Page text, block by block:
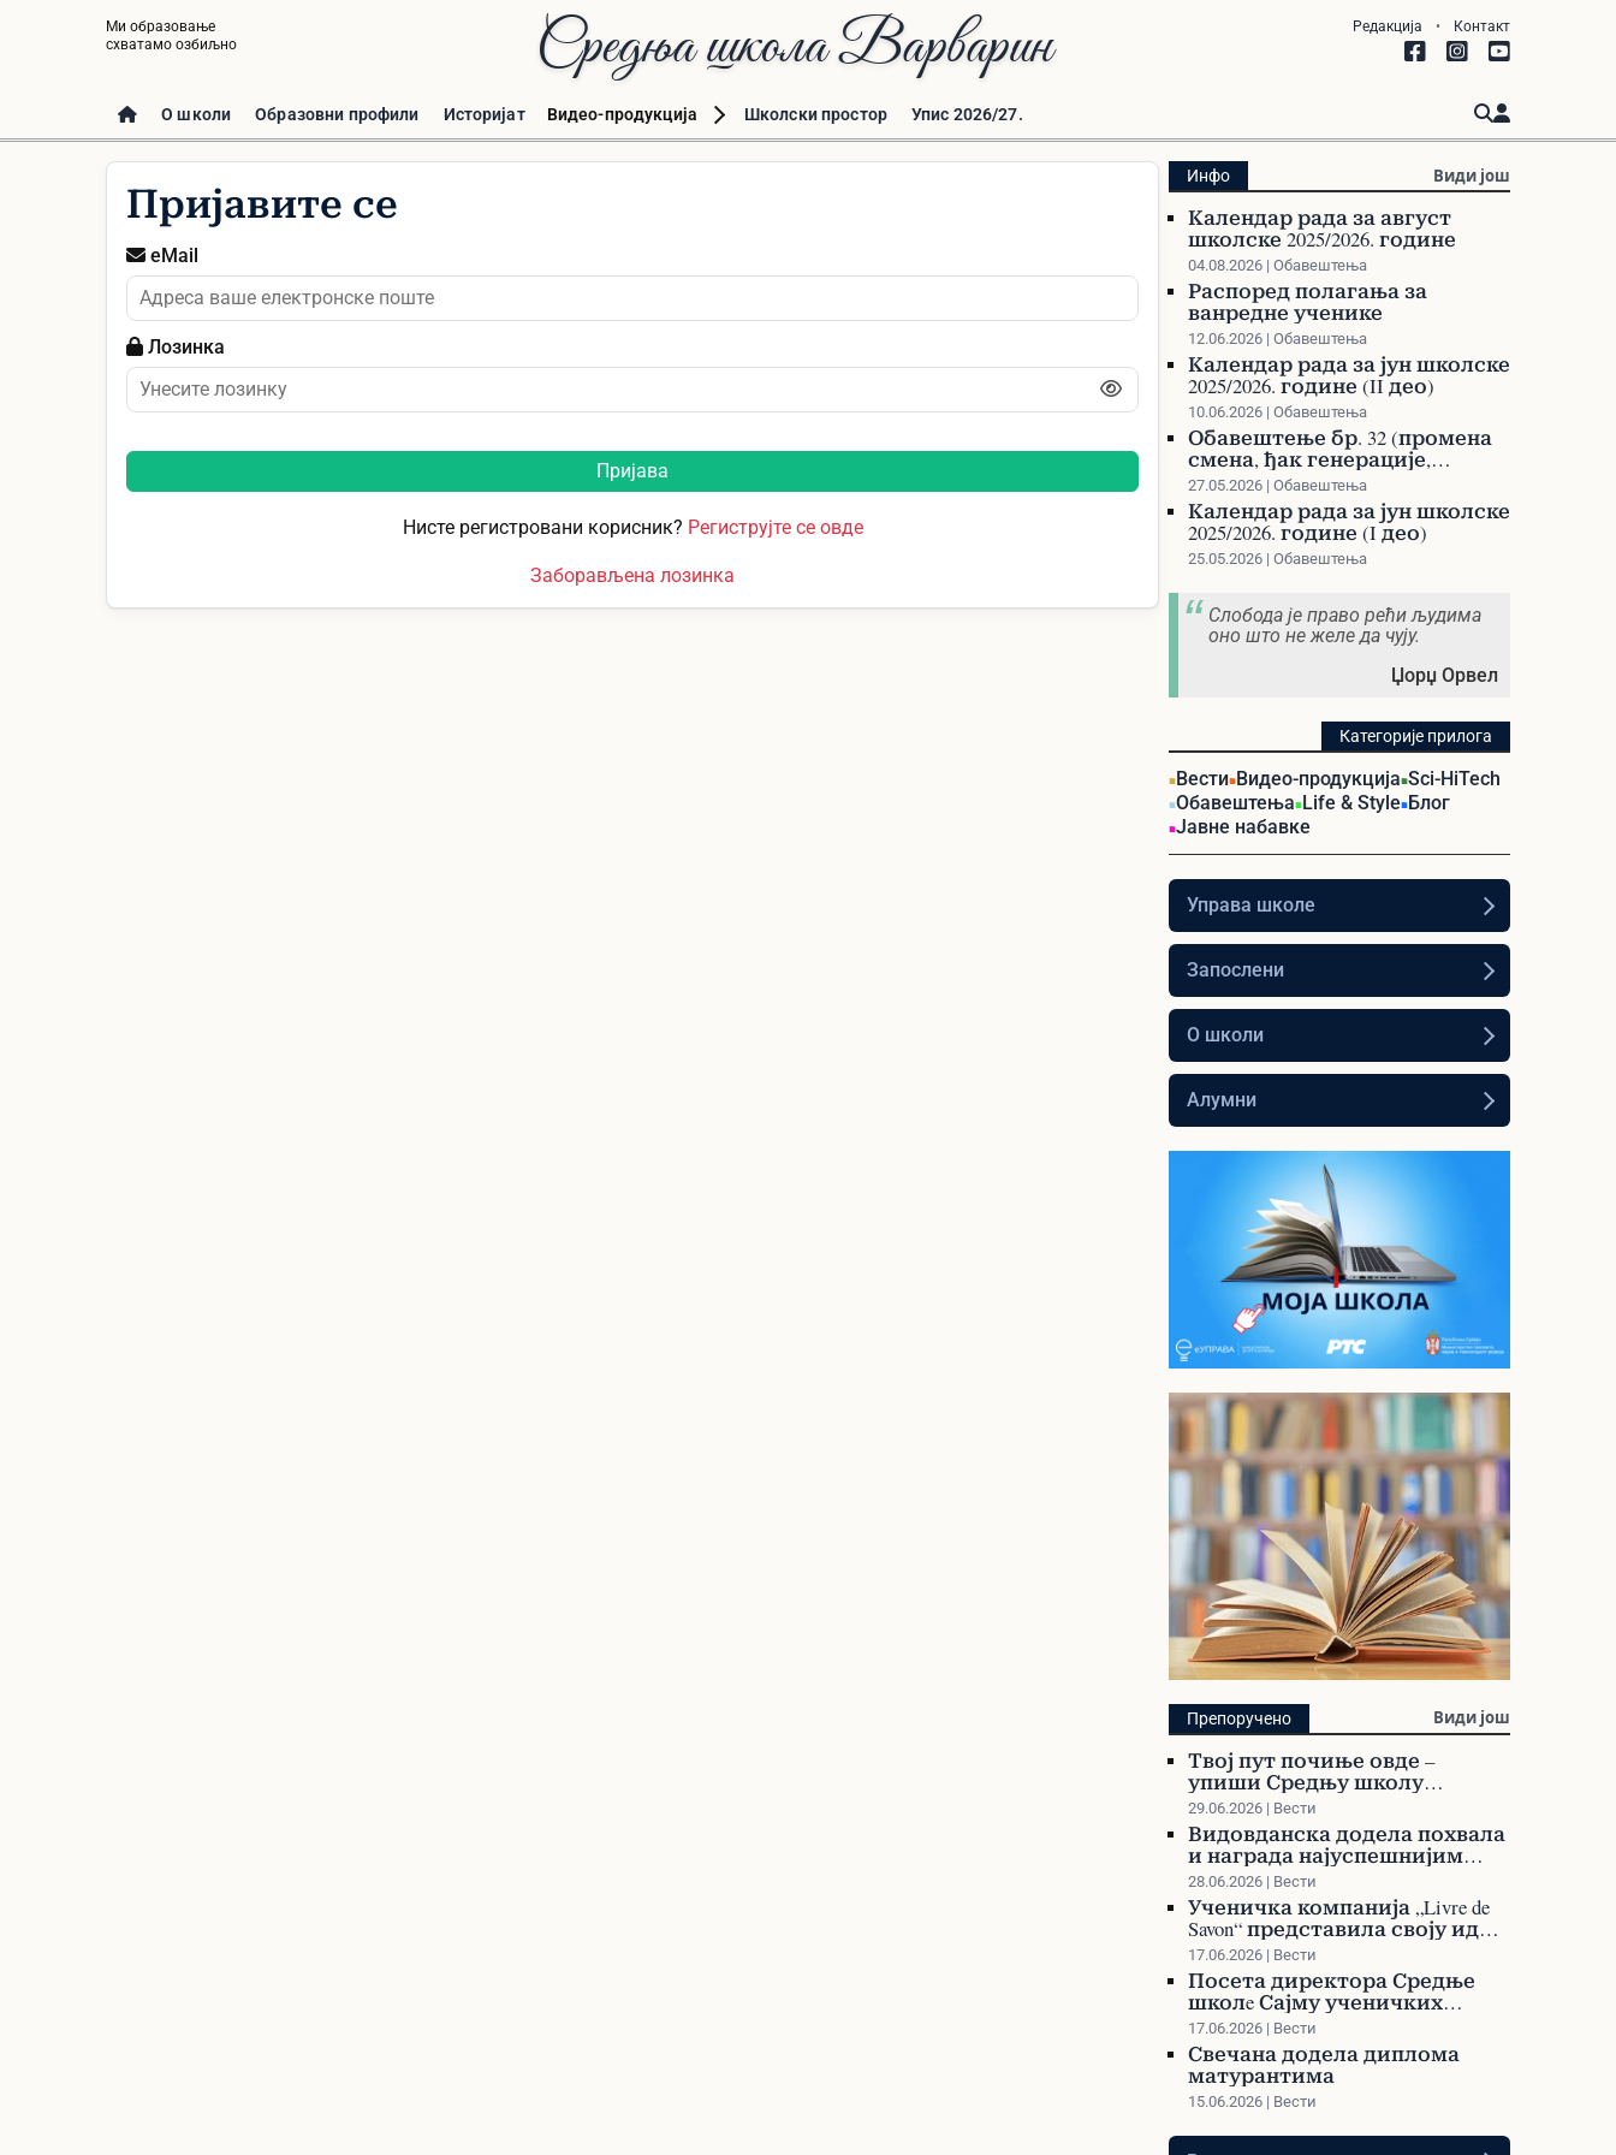
Ми образовање
схватамо озбиљно
Средња школа Варварин Редакција • Контакт
О школи Образовни профили Историјат Видео-продукција Школски простор Упис 2026/27.
Пријавите се
eMail
Лозинка
Пријава
Нисте регистровани корисник? Региструјте се овде
Заборављена лозинка
Инфо Види још
Календар рада за август
школске 2025/2026. године
04.08.2026 | Обавештења
Распоред полагања за
ванредне ученике
12.06.2026 | Обавештења
Календар рада за јун школске
2025/2026. године (II део)
10.06.2026 | Обавештења
Обавештење бр. 32 (промена
смена, ђак генерације,
такмичења)
27.05.2026 | Обавештења
Календар рада за јун школске
2025/2026. године (I део)
25.05.2026 | Обавештења
Слобода је право рећи људима
оно што не желе да чују.
Џорџ Орвел
Категорије прилога
Вести Видео-продукција Sci-HiTech
Обавештења Life & Style Блог
Јавне набавке
Управа школе
Запослени
О школи
Алумни
Моја школа - РТС
Планета
Видео лекције из
опшеобразовних и стручних
предмета за средњу школу
Библиотека
Претражите библиотеку и
наручите своју књигу
Препоручено Види још
Твој пут почиње овде –
упиши Средњу школу
Варварин!
29.06.2026 | Вести
Видовданска додела похвала
и награда најуспешнијим
ученицима и професорима
28.06.2026 | Вести
Ученичка компанија „Livre de
Savon“ представила своју идеју
на Сајму ученичких
компанија у Сурдулици
17.06.2026 | Вести
Посета директора Средње
школe Сајму ученичких
компанија у Сурдулици
17.06.2026 | Вести
Свечана додела диплома
матурантима
15.06.2026 | Вести